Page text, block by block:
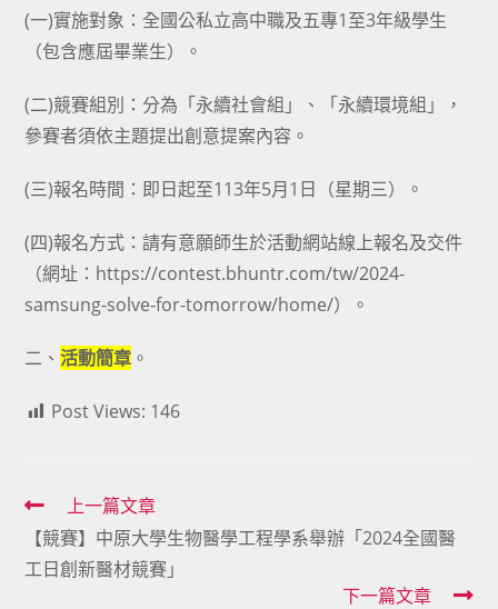
(一)實施對象：全國公私立高中職及五專1至3年級學生
（包含應屆畢業生）。
(二)競賽組別：分為「永續社會組」、「永續環境組」，
參賽者須依主題提出創意提案內容。
(三)報名時間：即日起至113年5月1日（星期三）。
(四)報名方式：請有意願師生於活動網站線上報名及交件
（網址：https://contest.bhuntr.com/tw/2024-
samsung-solve-for-tomorrow/home/）。
二、活動簡章 。
Post Views: 146
Read
more
articles
上一篇文章
【競賽】中原大學生物醫學工程學系舉辦「2024全國醫
工日創新醫材競賽」
下一篇文章